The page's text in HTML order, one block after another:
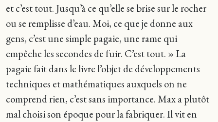
et c’est tout. Jusqu’à ce qu’elle se brise sur le rocher
ou se remplisse d’eau. Moi, ce que je donne aux
gens, c’est une simple pagaie, une rame qui
empêche les secondes de fuir. C’est tout. » La
pagaie fait dans le livre l’objet de développements
techniques et mathématiques auxquels on ne
comprend rien, c’est sans importance. Max a plutôt
mal choisi son époque pour la fabriquer. Il vit en